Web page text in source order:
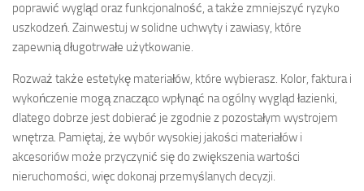
poprawić wygląd oraz funkcjonalność, a także zmniejszyć ryzyko
uszkodzeń. Zainwestuj w solidne uchwyty i zawiasy, które
zapewnią długotrwałe użytkowanie.
Rozważ także estetykę materiałów, które wybierasz. Kolor, faktura i
wykończenie mogą znacząco wpłynąć na ogólny wygląd łazienki,
dlatego dobrze jest dobierać je zgodnie z pozostałym wystrojem
wnętrza. Pamiętaj, że wybór wysokiej jakości materiałów i
akcesoriów może przyczynić się do zwiększenia wartości
nieruchomości, więc dokonaj przemyślanych decyzji.